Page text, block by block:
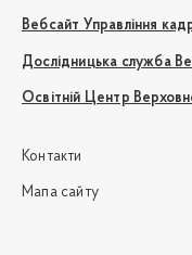
Вебсайт Управління
Дослідницька служба
Освітній Центр
Контакти
Мапа сайту